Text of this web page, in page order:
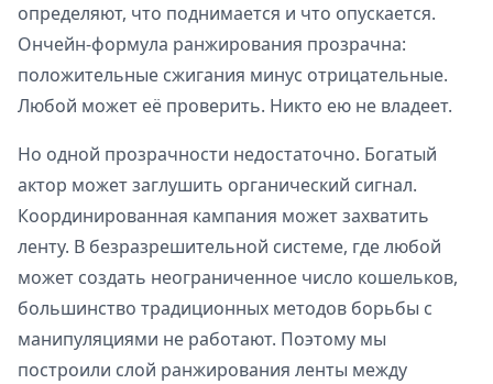
определяют, что поднимается и что опускается.
Ончейн-формула ранжирования прозрачна:
положительные сжигания минус отрицательные.
Любой может её проверить. Никто ею не владеет.
Но одной прозрачности недостаточно. Богатый
актор может заглушить органический сигнал.
Координированная кампания может захватить
ленту. В безразрешительной системе, где любой
может создать неограниченное число кошельков,
большинство традиционных методов борьбы с
манипуляциями не работают. Поэтому мы
построили слой ранжирования ленты между